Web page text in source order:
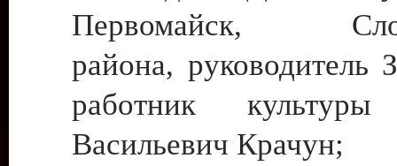
Первомайск,
района, руководитель
работник культуры
Васильевич Крачун;